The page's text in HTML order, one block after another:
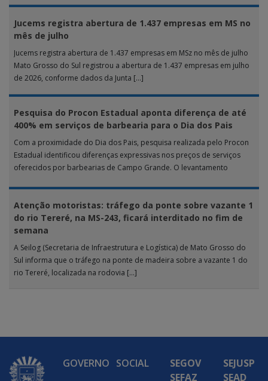
Jucems registra abertura de 1.437 empresas em MS no
mês de julho
Jucems registra abertura de 1.437 empresas em MSz no mês de julho
Mato Grosso do Sul registrou a abertura de 1.437 empresas em julho
de 2026, conforme dados da Junta […]
Pesquisa do Procon Estadual aponta diferença de até
400% em serviços de barbearia para o Dia dos Pais
Com a proximidade do Dia dos Pais, pesquisa realizada pelo Procon
Estadual identificou diferenças expressivas nos preços de serviços
oferecidos por barbearias de Campo Grande. O levantamento
Atenção motoristas: tráfego da ponte sobre vazante 1
do rio Tereré, na MS-243, ficará interditado no fim de
semana
A Seilog (Secretaria de Infraestrutura e Logística) de Mato Grosso do
Sul informa que o tráfego na ponte de madeira sobre a vazante 1 do
rio Tereré, localizada na rodovia […]
GOVERNO SOCIAL
SEGOV
SEFAZ
SEJUSP
SEAD